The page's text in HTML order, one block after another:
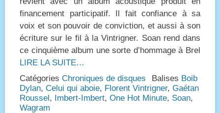
financement participatif. Il fait confiance à sa
voix et son pouvoir de conviction, et aussi à son
écriture sur le fil à la Vintrigner. Soan rend dans
ce cinquième album une sorte d’hommage à Brel
LIRE LA SUITE…
Catégories Chroniques de disques Balises Boib
Dylan, Celui qui aboie, Florent Vintrigner, Gaétan
Roussel, Imbert-Imbert, One Hot Minute, Soan,
Wagram